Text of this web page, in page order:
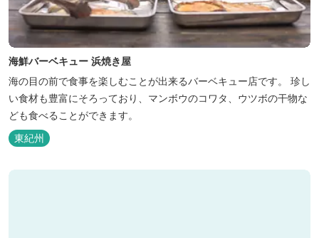
海鮮バーベキュー 浜焼き屋
海の目の前で食事を楽しむことが出来るバーベキュー店です。 珍し
い食材も豊富にそろっており、マンボウのコワタ、ウツボの干物な
ども食べることができます。
東紀州